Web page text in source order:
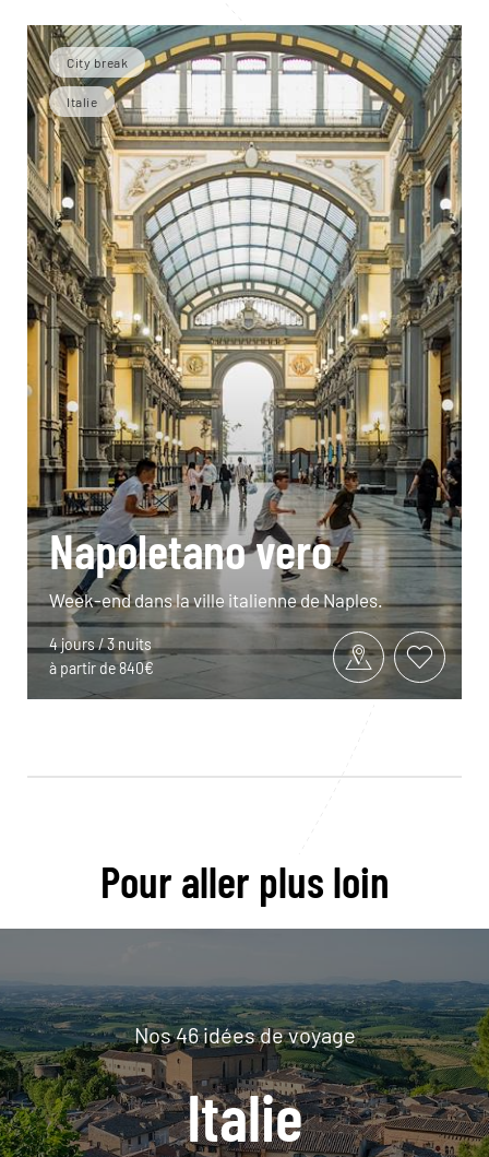
City break
Italie
Napoletano vero
Week-end dans la ville italienne de Naples.
4 jours / 3 nuits
à partir de 840€
Pour aller plus loin
Nos 46 idées de voyage
Italie